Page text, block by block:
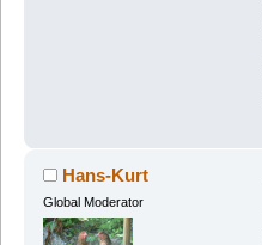
Hans-Kurt
Global Moderator